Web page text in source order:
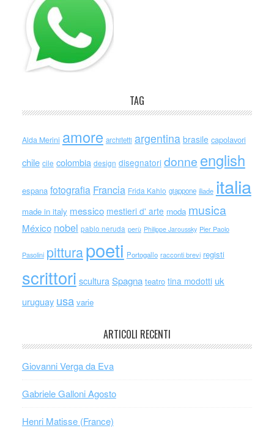
TAG
Alda Merini amore architetti argentina brasile capolavori
chile cile colombia design disegnatori donne english
espana fotografia Francia Frida Kahlo giappone iliade italia
made in italy messico mestieri d' arte moda musica
México nobel pablo neruda perù Philippe Jaroussky Pier Paolo
Pasolini pitturapoeti Portogallo racconti brevi registi
scrittori scultura Spagna teatro tina modotti uk
uruguay usa varie
ARTICOLI RECENTI
Giovanni Verga da Eva
Gabriele Galloni Agosto
Henri Matisse (France)